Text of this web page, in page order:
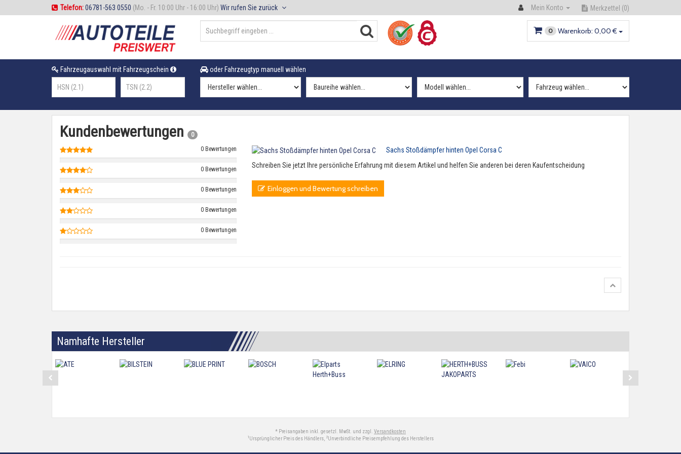
Telefon:06781-563 0550 (Mo. - Fr. 10:00 Uhr - 16:00 Uhr) Wir rufen Sie zurück Mein Konto Merkzettel (0)
0 Warenkorb: 0,00 €
Fahrzeugauswahl mit Fahrzeugschein oder Fahrzeugtyp manuell wählen
Kundenbewertungen
0
0 Bewertungen
0 Bewertungen
0 Bewertungen
0 Bewertungen
0 Bewertungen
Sachs Stoßdämpfer hinten Opel Corsa C
Schreiben Sie jetzt Ihre persönliche Erfahrung mit diesem Artikel und helfen Sie anderen bei deren Kaufentscheidung
Einloggen und Bewertung schreiben
Namhafte Hersteller
* Preisangaben inkl. gesetzl. MwSt. und zzgl. Versandkosten
1 Ursprünglicher Preis des Händlers, 2 Unverbindliche Preisempfehlung des Herstellers